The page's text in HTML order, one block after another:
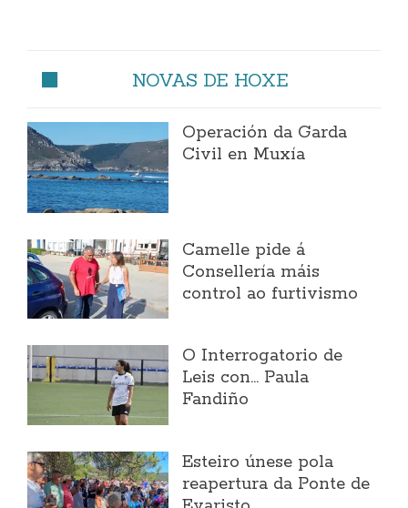
NOVAS DE HOXE
Operación da Garda
Civil en Muxía
Camelle pide á
Consellería máis
control ao furtivismo
O Interrogatorio de
Leis con... Paula
Fandiño
Esteiro únese pola
reapertura da Ponte de